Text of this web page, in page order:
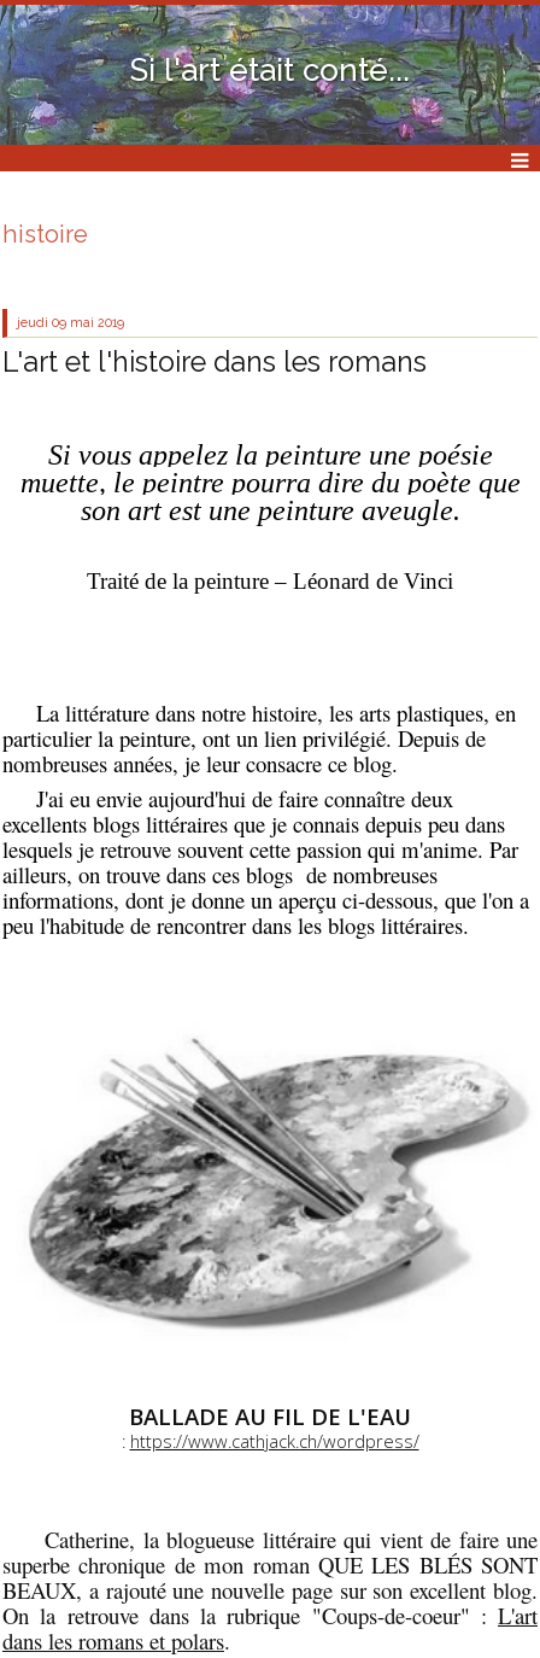
Si l'art était conté...
histoire
jeudi 09 mai 2019
L'art et l'histoire dans les romans
Si vous appelez la peinture une poésie
muette, le peintre pourra dire du poète que
son art est une peinture aveugle.
Traité de la peinture – Léonard de Vinci
La littérature dans notre histoire, les arts plastiques, en
particulier la peinture, ont un lien privilégié. Depuis de
nombreuses années, je leur consacre ce blog.
J'ai eu envie aujourd'hui de faire connaître deux
excellents blogs littéraires que je connais depuis peu dans
lesquels je retrouve souvent cette passion qui m'anime. Par
ailleurs, on trouve dans ces blogs de nombreuses
informations, dont je donne un aperçu ci-dessous, que l'on a
peu l'habitude de rencontrer dans les blogs littéraires.
BALLADE AU FIL DE L'EAU
: https://www.cathjack.ch/wordpress/
Catherine, la blogueuse littéraire qui vient de faire une
superbe chronique de mon roman QUE LES BLÉS SONT
BEAUX, a rajouté une nouvelle page sur son excellent blog.
On la retrouve dans la rubrique "Coups-de-coeur" : L'art
dans les romans et polars.